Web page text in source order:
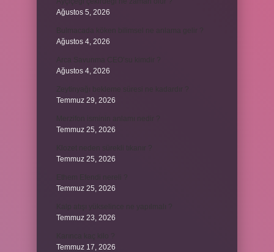
Ağustos 5, 2026
Ağustos 4, 2026
Ağustos 4, 2026
Temmuz 29, 2026
Temmuz 25, 2026
Temmuz 25, 2026
Temmuz 25, 2026
Temmuz 23, 2026
Temmuz 17, 2026